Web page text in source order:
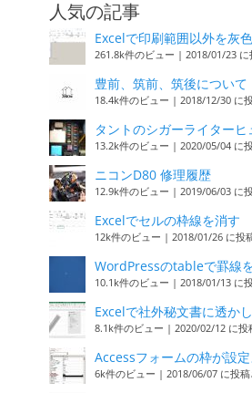
人気の記事
Excelで印刷範囲以外を灰
261.8k件のビュー | 2018/01/23 に
豊前、筑前、筑後について
18.4k件のビュー | 2018/12/30 に
タントのシガーライター
13.2k件のビュー | 2020/05/04 に
ニコンD80 修理履歴
12.9k件のビュー | 2019/06/03 に
Excelでセルの枠線を消す
12k件のビュー | 2018/01/26 に投
WordPressのtableで罫線
10.1k件のビュー | 2018/01/13 に
Excelで社外秘文書に透か
8.1k件のビュー | 2020/02/12 に投
Accessフォームの枠が設
6k件のビュー | 2018/06/07 に投稿